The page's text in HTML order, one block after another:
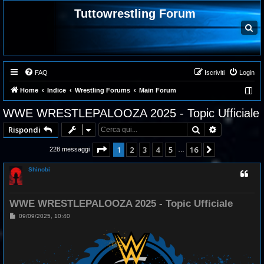
Tuttowrestling Forum
C
e
r
c
a
FAQ Login
Iscriviti
Home Indice Wrestling Forums Main Forum
WWE WRESTLEPALOOZA 2025 - Topic Ufficiale
Rispondi Cerca
228 messaggi Pagina di 16
1 2 3 4 5 16
Shinobi
WWE WRESTLEPALOOZA 2025 - Topic Ufficiale
M09/09/2025, 10:40